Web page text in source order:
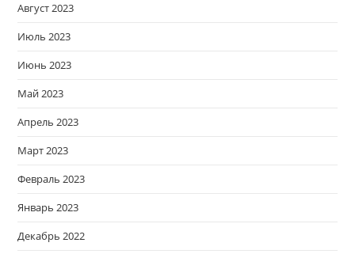
Август 2023
Июль 2023
Июнь 2023
Май 2023
Апрель 2023
Март 2023
Февраль 2023
Январь 2023
Декабрь 2022